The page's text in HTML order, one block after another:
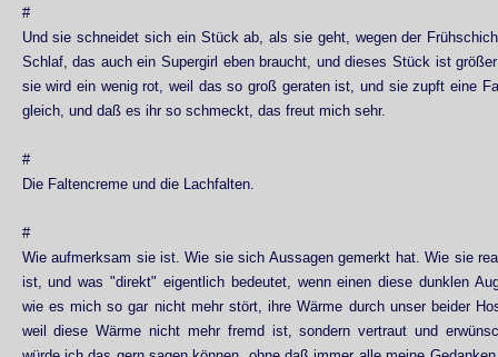
#
Und sie schneidet sich ein Stück ab, als sie geht, wegen der
Schlaf, das auch ein Supergirl eben braucht, und dieses Stück ist
sie wird ein wenig rot, weil das so groß geraten ist, und sie zupft eine
gleich, und daß es ihr so schmeckt, das freut mich sehr.
#
Die Faltencreme und die Lachfalten.
#
Wie aufmerksam sie ist. Wie sie sich Aussagen gemerkt hat. Wie sie
ist, und was "direkt" eigentlich bedeutet, wenn einen diese dunklen
wie es mich so gar nicht mehr stört, ihre Wärme durch unser beider
weil diese Wärme nicht mehr fremd ist, sondern vertraut und